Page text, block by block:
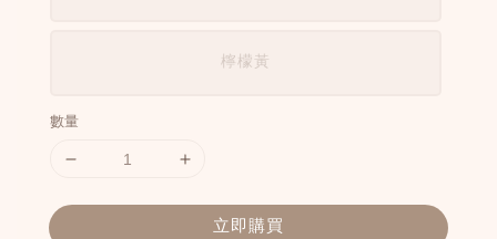
檸檬黃
數量
立即購買